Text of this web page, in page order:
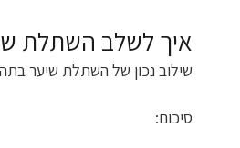
איך לשלב השתלת
שילוב נכון של השתלת שיער
סיכום: